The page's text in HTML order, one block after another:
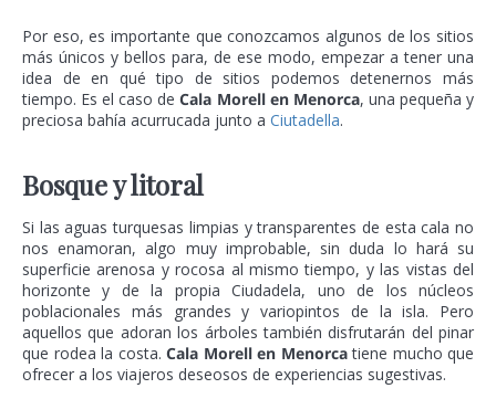
Por eso, es importante que conozcamos algunos de los sitios
más únicos y bellos para, de ese modo, empezar a tener una
idea de en qué tipo de sitios podemos detenernos más
tiempo. Es el caso deCala Morell en Menorca, una pequeña y
preciosa bahía acurrucada junto a Ciutadella.
Bosque y litoral
Si las aguas turquesas limpias y transparentes de esta cala no
nos enamoran, algo muy improbable, sin duda lo hará su
superficie arenosa y rocosa al mismo tiempo, y las vistas del
horizonte y de la propia Ciudadela, uno de los núcleos
poblacionales más grandes y variopintos de la isla. Pero
aquellos que adoran los árboles también disfrutarán del pinar
que rodea la costa. Cala Morell en Menorcatiene mucho que
ofrecer a los viajeros deseosos de experiencias sugestivas.